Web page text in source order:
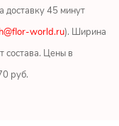
доставку 45 минут
world.ru). Ширина
состава. Цены в
руб.